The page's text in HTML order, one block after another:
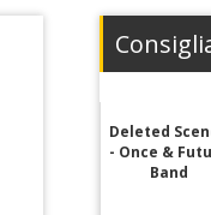
Deleted
- Once &
Band